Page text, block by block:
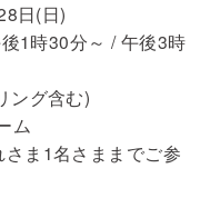
日(日)
1時30分～ / 午後3時
ング含む)
ム
ま1名さままでご参